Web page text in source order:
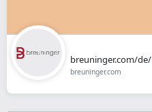
breuninger.com/de/
breuninger.com